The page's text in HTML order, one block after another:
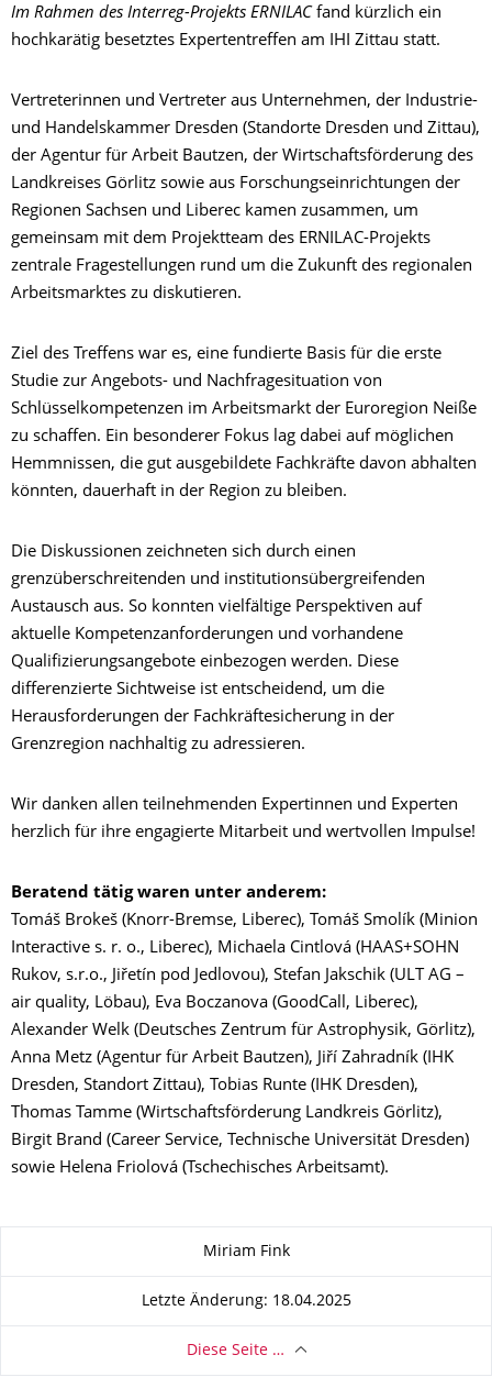
Im Rahmen des Interreg-Projekts ERNILAC fand kürzlich ein
hochkarätig besetztes Expertentreffen am IHI Zittau statt.
Vertreterinnen und Vertreter aus Unternehmen, der Industrie-
und Handelskammer Dresden (Standorte Dresden und Zittau),
der Agentur für Arbeit Bautzen, der Wirtschaftsförderung des
Landkreises Görlitz sowie aus Forschungseinrichtungen der
Regionen Sachsen und Liberec kamen zusammen, um
gemeinsam mit dem Projektteam des ERNILAC-Projekts
zentrale Fragestellungen rund um die Zukunft des regionalen
Arbeitsmarktes zu diskutieren.
Ziel des Treffens war es, eine fundierte Basis für die erste
Studie zur Angebots- und Nachfragesituation von
Schlüsselkompetenzen im Arbeitsmarkt der Euroregion Neiße
zu schaffen. Ein besonderer Fokus lag dabei auf möglichen
Hemmnissen, die gut ausgebildete Fachkräfte davon abhalten
könnten, dauerhaft in der Region zu bleiben.
Die Diskussionen zeichneten sich durch einen
grenzüberschreitenden und institutionsübergreifenden
Austausch aus. So konnten vielfältige Perspektiven auf
aktuelle Kompetenzanforderungen und vorhandene
Qualifizierungsangebote einbezogen werden. Diese
differenzierte Sichtweise ist entscheidend, um die
Herausforderungen der Fachkräftesicherung in der
Grenzregion nachhaltig zu adressieren.
Wir danken allen teilnehmenden Expertinnen und Experten
herzlich für ihre engagierte Mitarbeit und wertvollen Impulse!
Beratend tätig waren unter anderem:
Tomáš Brokeš (Knorr-Bremse, Liberec), Tomáš Smolík (Minion
Interactive s. r. o., Liberec), Michaela Cintlová (HAAS+SOHN
Rukov, s.r.o., Jiřetín pod Jedlovou), Stefan Jakschik (ULT AG –
air quality, Löbau), Eva Boczanova (GoodCall, Liberec),
Alexander Welk (Deutsches Zentrum für Astrophysik, Görlitz),
Anna Metz (Agentur für Arbeit Bautzen), Jiří Zahradník (IHK
Dresden, Standort Zittau), Tobias Runte (IHK Dresden),
Thomas Tamme (Wirtschaftsförderung Landkreis Görlitz),
Birgit Brand (Career Service, Technische Universität Dresden)
sowie Helena Friolová (Tschechisches Arbeitsamt).
Miriam Fink
Letzte Änderung: 18.04.2025
Diese Seite …